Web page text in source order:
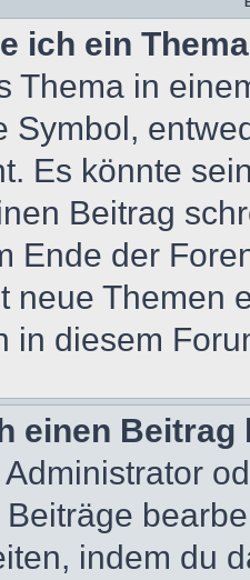
ich ein
Thema in
Symbol,
Es könnte
Beitrag
Ende der
neue Themen
in diesem
einen
indem du